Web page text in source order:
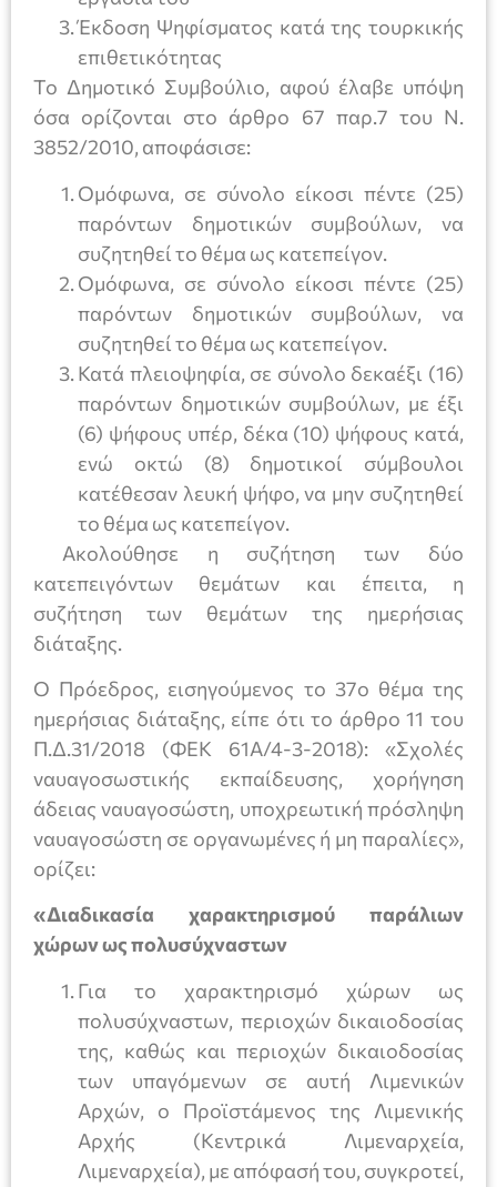
Έκδοση Ψηφίσματος κατά της τουρκικής
επιθετικότητας
Το Δημοτικό Συμβούλιο, αφού έλαβε υπόψη
όσα ορίζονται στο άρθρο 67 παρ.7 του Ν.
3852/2010, αποφάσισε:
Ομόφωνα, σε σύνολο είκοσι πέντε (25)
παρόντων δημοτικών συμβούλων, να
συζητηθεί το θέμα ως κατεπείγον.
Ομόφωνα, σε σύνολο είκοσι πέντε (25)
παρόντων δημοτικών συμβούλων, να
συζητηθεί το θέμα ως κατεπείγον.
Κατά πλειοψηφία, σε σύνολο δεκαέξι (16)
παρόντων δημοτικών συμβούλων, με έξι
(6) ψήφους υπέρ, δέκα (10) ψήφους κατά,
ενώ οκτώ (8) δημοτικοί σύμβουλοι
κατέθεσαν λευκή ψήφο, να μην συζητηθεί
το θέμα ως κατεπείγον.
Ακολούθησε η συζήτηση των δύο
κατεπειγόντων θεμάτων και έπειτα, η
συζήτηση των θεμάτων της ημερήσιας
διάταξης.
Ο Πρόεδρος, εισηγούμενος το 37ο θέμα της
ημερήσιας διάταξης, είπε ότι το άρθρο 11 του
Π.Δ.31/2018 (ΦΕΚ 61Α/4-3-2018): «Σχολές
ναυαγοσωστικής εκπαίδευσης, χορήγηση
άδειας ναυαγοσώστη, υποχρεωτική πρόσληψη
ναυαγοσώστη σε οργανωμένες ή μη παραλίες»,
ορίζει:
«Διαδικασία χαρακτηρισμού παράλιων
χώρων ως πολυσύχναστων
Για το χαρακτηρισμό χώρων ως
πολυσύχναστων, περιοχών δικαιοδοσίας
της, καθώς και περιοχών δικαιοδοσίας
των υπαγόμενων σε αυτή Λιμενικών
Αρχών, ο Προϊστάμενος της Λιμενικής
Αρχής (Κεντρικά Λιμεναρχεία,
Λιμεναρχεία), με απόφασή του, συγκροτεί,